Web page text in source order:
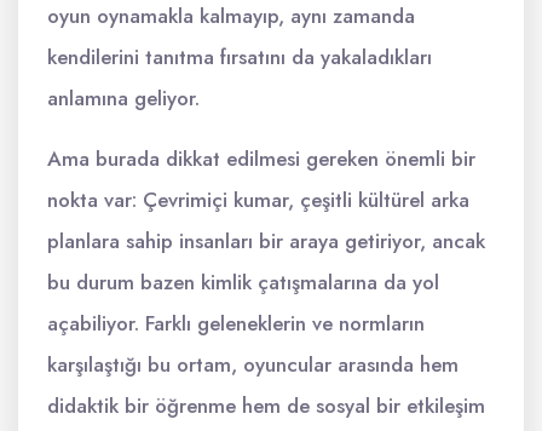
oyun oynamakla kalmayıp, aynı zamanda
kendilerini tanıtma fırsatını da yakaladıkları
anlamına geliyor.
Ama burada dikkat edilmesi gereken önemli bir
nokta var: Çevrimiçi kumar, çeşitli kültürel arka
planlara sahip insanları bir araya getiriyor, ancak
bu durum bazen kimlik çatışmalarına da yol
açabiliyor. Farklı geleneklerin ve normların
karşılaştığı bu ortam, oyuncular arasında hem
didaktik bir öğrenme hem de sosyal bir etkileşim